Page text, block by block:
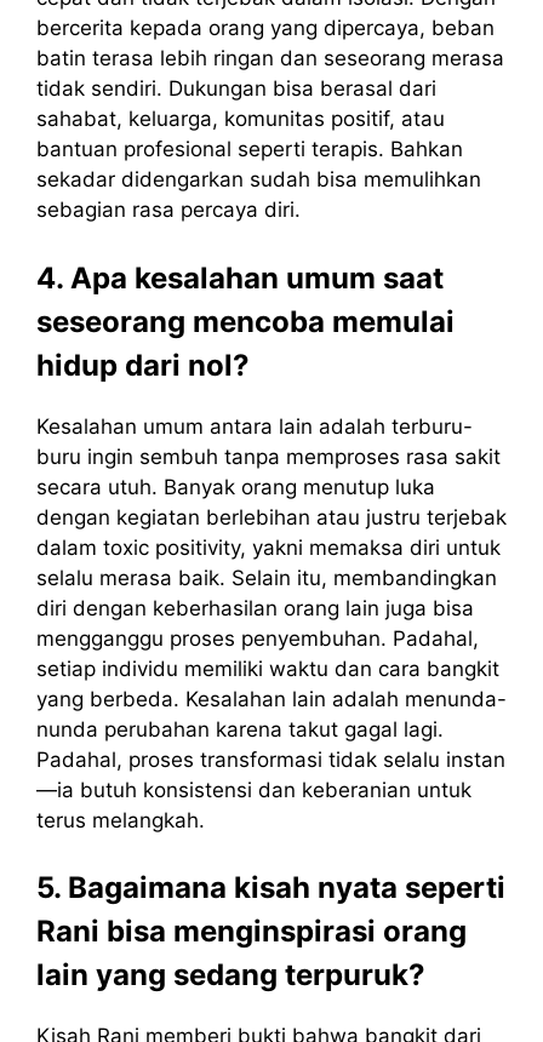
bercerita kepada orang yang dipercaya, beban
batin terasa lebih ringan dan seseorang merasa
tidak sendiri. Dukungan bisa berasal dari
sahabat, keluarga, komunitas positif, atau
bantuan profesional seperti terapis. Bahkan
sekadar didengarkan sudah bisa memulihkan
sebagian rasa percaya diri.
4. Apa kesalahan umum saat
seseorang mencoba memulai
hidup dari nol?
Kesalahan umum antara lain adalah terburu-
buru ingin sembuh tanpa memproses rasa sakit
secara utuh. Banyak orang menutup luka
dengan kegiatan berlebihan atau justru terjebak
dalam toxic positivity, yakni memaksa diri untuk
selalu merasa baik. Selain itu, membandingkan
diri dengan keberhasilan orang lain juga bisa
mengganggu proses penyembuhan. Padahal,
setiap individu memiliki waktu dan cara bangkit
yang berbeda. Kesalahan lain adalah menunda-
nunda perubahan karena takut gagal lagi.
Padahal, proses transformasi tidak selalu instan
—ia butuh konsistensi dan keberanian untuk
terus melangkah.
5. Bagaimana kisah nyata seperti
Rani bisa menginspirasi orang
lain yang sedang terpuruk?
Kisah Rani memberi bukti bahwa bangkit dari